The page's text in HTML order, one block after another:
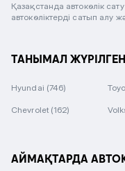
Қазақстанда автокөлік
автокөліктерді сатып алу
ТАНЫМАЛ
Hyundai (746)
Chevrolet (162)
АЙМАҚТАРДА